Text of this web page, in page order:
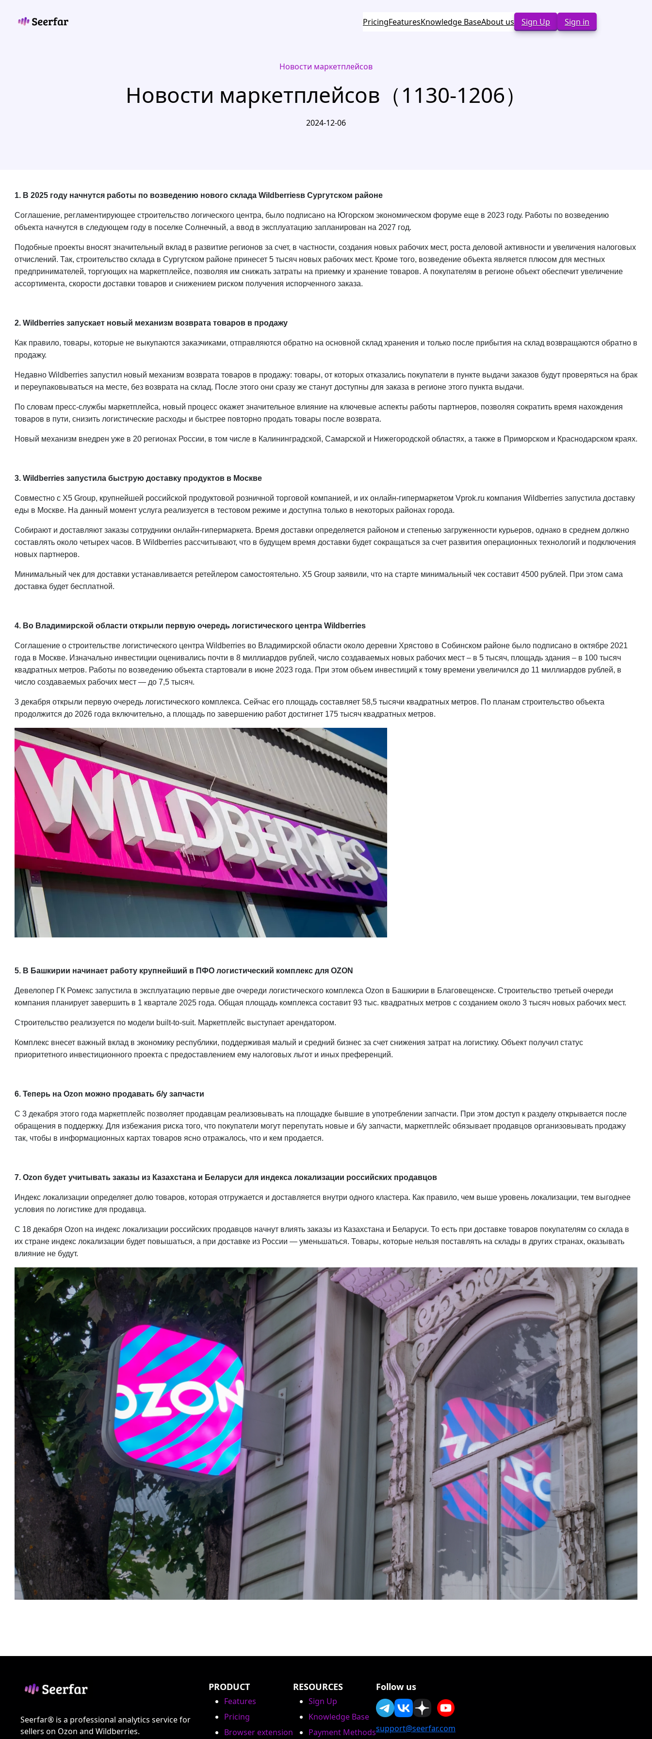
content
PricingFeaturesKnowledge BaseAbout us Sign Up Sign in
Новости маркетплейсов
Новости маркетплейсов（1130-1206）
2024-12-06
1. В 2025 году начнутся работы по возведению нового склада Wildberriesв Сургутском районе
Соглашение, регламентирующее строительство логического центра, было подписано на Югорском экономическом форуме еще в 2023 году. Работы по возведению
объекта начнутся в следующем году в поселке Солнечный, а ввод в эксплуатацию запланирован на 2027 год.
Подобные проекты вносят значительный вклад в развитие регионов за счет, в частности, создания новых рабочих мест, роста деловой активности и увеличения налоговых
отчислений. Так, строительство склада в Сургутском районе принесет 5 тысяч новых рабочих мест. Кроме того, возведение объекта является плюсом для местных
предпринимателей, торгующих на маркетплейсе, позволяя им снижать затраты на приемку и хранение товаров. А покупателям в регионе объект обеспечит увеличение
ассортимента, скорости доставки товаров и снижением риском получения испорченного заказа.
2. Wildberries запускает новый механизм возврата товаров в продажу
Как правило, товары, которые не выкупаются заказчиками, отправляются обратно на основной склад хранения и только после прибытия на склад возвращаются обратно в
продажу.
Недавно Wildberries запустил новый механизм возврата товаров в продажу: товары, от которых отказались покупатели в пункте выдачи заказов будут проверяться на брак
и переупаковываться на месте, без возврата на склад. После этого они сразу же станут доступны для заказа в регионе этого пункта выдачи.
По словам пресс-службы маркетплейса, новый процесс окажет значительное влияние на ключевые аспекты работы партнеров, позволяя сократить время нахождения
товаров в пути, снизить логистические расходы и быстрее повторно продать товары после возврата.
Новый механизм внедрен уже в 20 регионах России, в том числе в Калининградской, Самарской и Нижегородской областях, а также в Приморском и Краснодарском краях.
3. Wildberries запустила быструю доставку продуктов в Москве
Совместно с X5 Group, крупнейшей российской продуктовой розничной торговой компанией, и их онлайн-гипермаркетом Vprok.ru компания Wildberries запустила доставку
еды в Москве. На данный момент услуга реализуется в тестовом режиме и доступна только в некоторых районах города.
Собирают и доставляют заказы сотрудники онлайн-гипермаркета. Время доставки определяется районом и степенью загруженности курьеров, однако в среднем должно
составлять около четырех часов. В Wildberries рассчитывают, что в будущем время доставки будет сокращаться за счет развития операционных технологий и подключения
новых партнеров.
Минимальный чек для доставки устанавливается ретейлером самостоятельно. X5 Group заявили, что на старте минимальный чек составит 4500 рублей. При этом сама
доставка будет бесплатной.
4. Во Владимирской области открыли первую очередь логистического центра Wildberries
Соглашение о строительстве логистического центра Wildberries во Владимирской области около деревни Хрястово в Собинском районе было подписано в октябре 2021
года в Москве. Изначально инвестиции оценивались почти в 8 миллиардов рублей, число создаваемых новых рабочих мест – в 5 тысяч, площадь здания – в 100 тысяч
квадратных метров. Работы по возведению объекта стартовали в июне 2023 года. При этом объем инвестиций к тому времени увеличился до 11 миллиардов рублей, в
число создаваемых рабочих мест — до 7,5 тысяч.
3 декабря открыли первую очередь логистического комплекса. Сейчас его площадь составляет 58,5 тысячи квадратных метров. По планам строительство объекта
продолжится до 2026 года включительно, а площадь по завершению работ достигнет 175 тысяч квадратных метров.
5. В Башкирии начинает работу крупнейший в ПФО логистический комплекс для OZON
Девелопер ГК Ромекс запустила в эксплуатацию первые две очереди логистического комплекса Ozon в Башкирии в Благовещенске. Строительство третьей очереди
компания планирует завершить в 1 квартале 2025 года. Общая площадь комплекса составит 93 тыс. квадратных метров с созданием около 3 тысяч новых рабочих мест.
Строительство реализуется по модели built-to-suit. Маркетплейс выступает арендатором.
Комплекс внесет важный вклад в экономику республики, поддерживая малый и средний бизнес за счет снижения затрат на логистику. Объект получил статус
приоритетного инвестиционного проекта с предоставлением ему налоговых льгот и иных преференций.
6. Теперь на Ozon можно продавать б/у запчасти
С 3 декабря этого года маркетплейс позволяет продавцам реализовывать на площадке бывшие в употреблении запчасти. При этом доступ к разделу открывается после
обращения в поддержку. Для избежания риска того, что покупатели могут перепутать новые и б/у запчасти, маркетплейс обязывает продавцов организовывать продажу
так, чтобы в информационных картах товаров ясно отражалось, что и кем продается.
7. Ozon будет учитывать заказы из Казахстана и Беларуси для индекса локализации российских продавцов
Индекс локализации определяет долю товаров, которая отгружается и доставляется внутри одного кластера. Как правило, чем выше уровень локализации, тем выгоднее
условия по логистике для продавца.
С 18 декабря Ozon на индекс локализации российских продавцов начнут влиять заказы из Казахстана и Беларуси. То есть при доставке товаров покупателям со склада в
их стране индекс локализации будет повышаться, а при доставке из России — уменьшаться. Товары, которые нельзя поставлять на склады в других странах, оказывать
влияние не будут.
Seerfar® is a professional analytics service for
sellers on Ozon and Wildberries.
PRODUCT
Features
Pricing
Browser extension
RESOURCES
Sign Up
Knowledge Base
Payment Methods
Follow us
support@seerfar.com